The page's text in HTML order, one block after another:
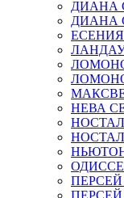
ДИАНА
ДИАНА
НЕВА